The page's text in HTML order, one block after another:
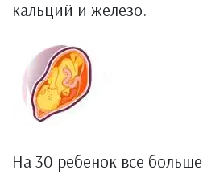
кальций и железо.
На 30 ребенок все